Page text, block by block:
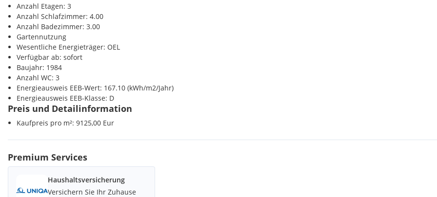
Hortensienbestand im Garten sowie die Vielfalt an Obstsorten, die dem Anwesen seinen
unverwechselbaren Charakter verleihen. Dieses Weingut ist nicht nur ein Ort zum Wohnen,
sondern ein Ort zum Erleben.
Die Südsteiermark selbst zählt zu den begehrtesten Regionen Österreichs - ein Refugium
für Genießer, Weinliebhaber und Menschen, die die Schönheit und Ruhe der Natur zu
schätzen wissen.
Anzahl Etagen: 3
Anzahl Schlafzimmer: 4.00
Anzahl Badezimmer: 3.00
Gartennutzung
Wesentliche Energieträger: OEL
Verfügbar ab: sofort
Baujahr: 1984
Anzahl WC: 3
Energieausweis EEB-Wert: 167.10 (kWh/m2/Jahr)
Energieausweis EEB-Klasse: D
Preis und Detailinformation
Kaufpreis pro m²: 9125,00 Eur
Premium Services
Haushaltsversicherung
Versichern Sie Ihr Zuhause